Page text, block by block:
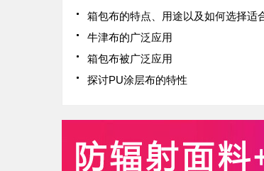
箱包布的特点、用途以及如何选择适
牛津布的广泛应用
箱包布被广泛应用
探讨PU涂层布的特性